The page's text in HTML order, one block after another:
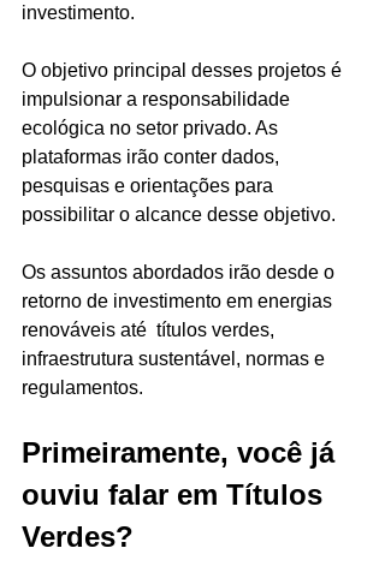
investimento.
O objetivo principal desses projetos é
impulsionar a responsabilidade
ecológica no setor privado. As
plataformas irão conter dados,
pesquisas e orientações para
possibilitar o alcance desse objetivo.
Os assuntos abordados irão desde o
retorno de investimento em energias
renováveis até  títulos verdes,
infraestrutura sustentável, normas e
regulamentos.
Primeiramente, você já
ouviu falar em Títulos
Verdes?